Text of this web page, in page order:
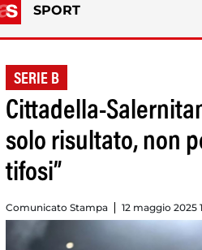
SPORT
SERIE B
Cittadella-
solo risultato, non
tifosi”
Comunicato Stampa 12 maggio 2025